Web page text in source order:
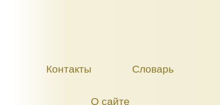
Контакты Словарь
О сайте